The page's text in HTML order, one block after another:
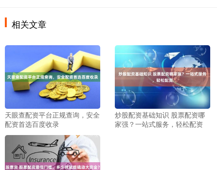
相关文章
天眼查配资平台正规查询，安全
配资首选百度收录
炒股配资基础知识 股票配资哪
家强？一站式服务，轻松配资